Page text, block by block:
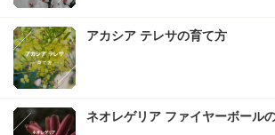
アカシア テレサの育て方
ネオレゲリア ファイヤーボール